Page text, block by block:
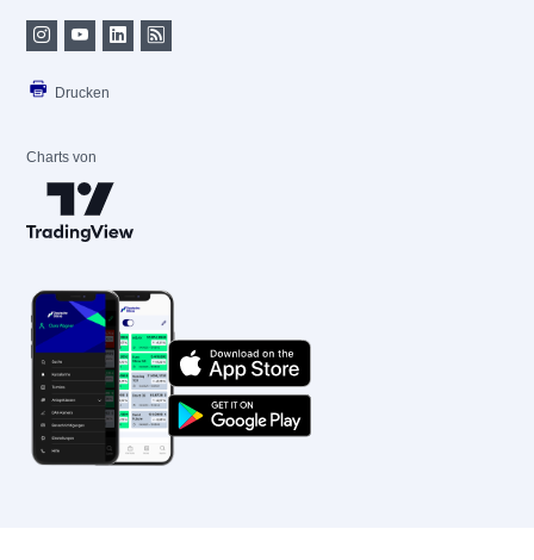
Drucken
Charts von